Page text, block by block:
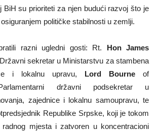
BiH su prioriteti za njen budući razvoj što je
političke stabilnosti u zemlji.
razni ugledni gosti: Rt. Hon James
sekretar u Ministarstvu za stambena
i lokalnu upravu, Lord Bourne of
državni podsekretar u
zajednice i lokalnu samoupravu, te
Republike Srpske, koji je tokom
mjesta i zatvoren u koncentracioni